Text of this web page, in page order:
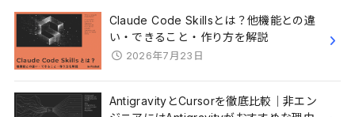
Claude Code Skillsとは？他機能との違
い・できること・作り方を解説
2026年7月23日
AntigravityとCursorを徹底比較｜非エン